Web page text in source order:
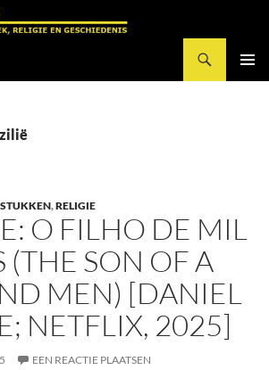
,RELIGIE
O FILHO DE MIL
(THE SON OF A
MEN) [DANIEL
NETFLIX, 2025]
EEN REACTIE PLAATSEN